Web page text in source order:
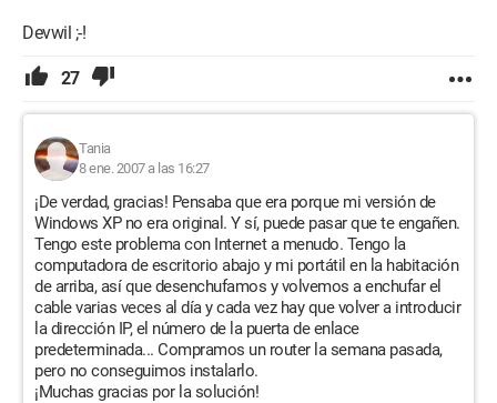
Devwil ;-!
27
Tania
8 ene. 2007 a las 16:27
¡De verdad, gracias! Pensaba que era porque mi versión de
Windows XP no era original. Y sí, puede pasar que te engañen.
Tengo este problema con Internet a menudo. Tengo la
computadora de escritorio abajo y mi portátil en la habitación
de arriba, así que desenchufamos y volvemos a enchufar el
cable varias veces al día y cada vez hay que volver a introducir
la dirección IP, el número de la puerta de enlace
predeterminada... Compramos un router la semana pasada,
pero no conseguimos instalarlo.
¡Muchas gracias por la solución!